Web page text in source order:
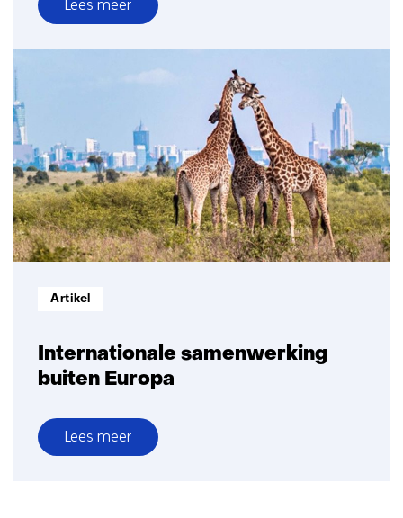
Lees meer
over
Klimaatadaptief
oplossingen
die
vandaag
weer
actueel
zijn
Internationale samenwerking
buiten Europa
Informatietype:
Artikel
Lees meer
over